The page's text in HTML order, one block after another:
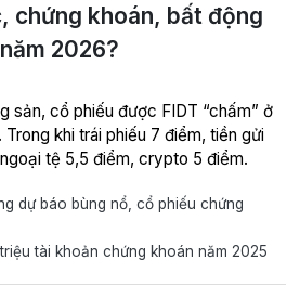
chứng khoán, bất động
2026?
sản, cổ phiếu được FIDT “chấm” ở
khi trái phiếu 7 điểm, tiền gửi
tệ 5,5 điểm, crypto 5 điểm.
dự báo bùng nổ, cổ phiếu chứng
tài khoản chứng khoán năm 2025